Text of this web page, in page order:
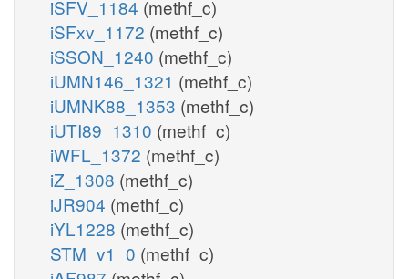
iSFV_1184 (methf_c)
iSFxv_1172 (methf_c)
iSSON_1240 (methf_c)
iUMN146_1321 (methf_c)
iUMNK88_1353 (methf_c)
iUTI89_1310 (methf_c)
iWFL_1372 (methf_c)
iZ_1308 (methf_c)
iJR904 (methf_c)
iYL1228 (methf_c)
STM_v1_0 (methf_c)